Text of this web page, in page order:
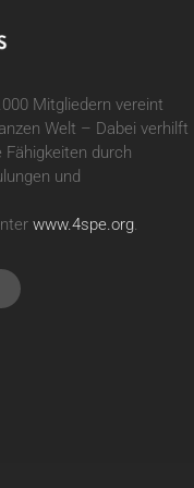
Mitgliedern vereint
Welt – Dabei verhilft
durch
und
www.4spe.org.